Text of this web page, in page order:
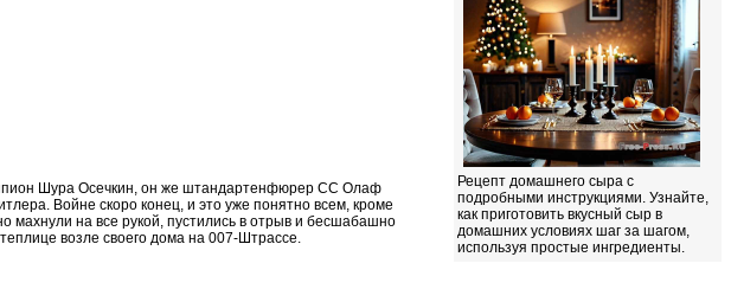
шпион Шура Осечкин, он же штандартенфюрер СС Олаф
Войне скоро конец, и это уже понятно всем, кроме
на все рукой, пустились в отрыв и бесшабашно
возле своего дома на 007-Штрассе.
Рецепт домашнего сыра с
подробными инструкциями. Узнайте,
как приготовить вкусный сыр в
домашних условиях шаг за шагом,
используя простые ингредиенты.